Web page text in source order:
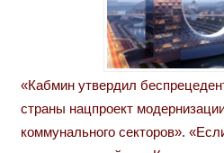
«Кабмин утвердил
страны нацпроект
коммунального секторов».